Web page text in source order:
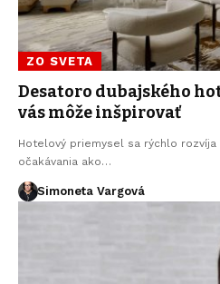
ZO SVETA
Desatoro dubajského
vás môže inšpirovať
Hotelový priemysel sa rýchlo rozvíja
očakávania ako…
Simoneta Vargová